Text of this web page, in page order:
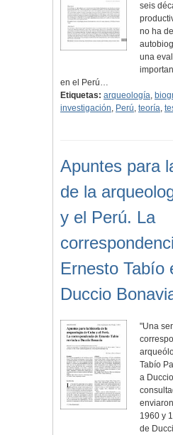
seis
no ha
una
en el Perú…
Etiquetas: arqueología,
investigación, Perú, teoría,
Apuntes para
de la
y el Perú. La
Ernesto Tabío
Duccio
"Una
Tabío
a
1960 y
de